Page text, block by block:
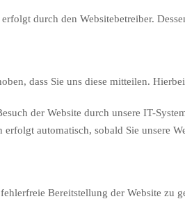
durch den Websitebetreiber.
dass Sie uns diese mitteilen.
der Website durch unsere IT-
automatisch, sobald Sie unsere
Bereitstellung der Website zu